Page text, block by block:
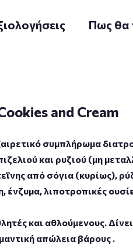
Πως θα
and Cream
συμπλήρωμα
και ρυζιού (μη
από σόγια (κυρίως),
ένζυμα, λιποτροπικές
και αθλούμενους.
απώλεια βάρους .